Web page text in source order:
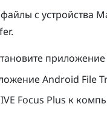
с устройства
Android File
Focus Plus к